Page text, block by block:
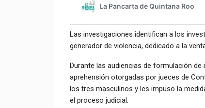
Las investigaciones identifican a los
generador de violencia, dedicado a la
Durante las audiencias de formulación
aprehensión otorgadas por jueces de
los tres masculinos y les impuso la
el proceso judicial.